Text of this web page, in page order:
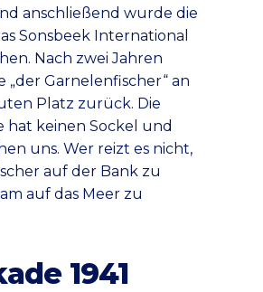
anschließend wurde die
Sonsbeek International
Nach zwei Jahren
Garnelenfischer“ an
Platz zurück. Die
hat keinen Sockel und
uns. Wer reizt es nicht,
auf der Bank zu
auf das Meer zu
1941